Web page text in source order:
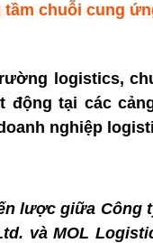
chuỗi cung
logistics,
động tại các
nghiệp
lược giữa Công
và MOL